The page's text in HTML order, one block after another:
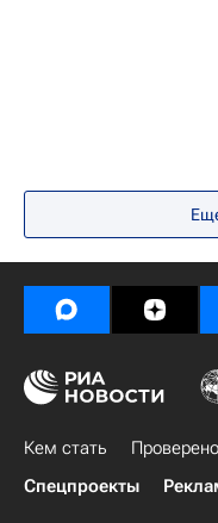
Кем стать
Спецпроекты